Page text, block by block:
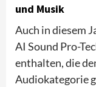
und Musik
Auch in diesem
AI Sound Pro-
enthalten, die
Audiokategorie